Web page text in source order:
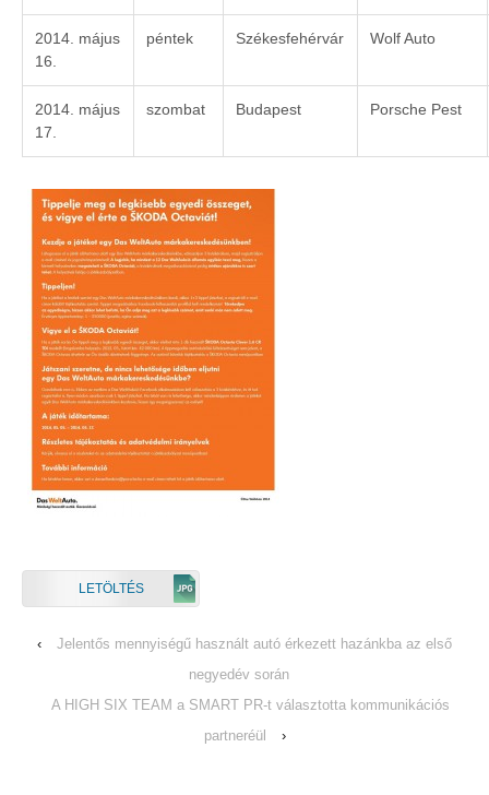
2014. május
16.
péntek Székesfehérvár Wolf Auto
2014. május
17.
szombat Budapest Porsche Pest
LETÖLTÉS
‹
Jelentős mennyiségű használt autó érkezett hazánkba az első
negyedév során
A HIGH SIX TEAM a SMART PR-t választotta kommunikációs
partneréül
›